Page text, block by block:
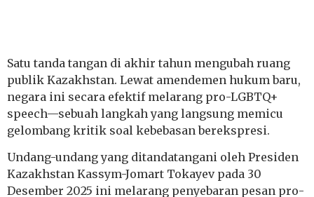
Satu tanda tangan di akhir tahun mengubah ruang
publik Kazakhstan. Lewat amendemen hukum baru,
negara ini secara efektif melarang pro-LGBTQ+
speech—sebuah langkah yang langsung memicu
gelombang kritik soal kebebasan berekspresi.
Undang-undang yang ditandatangani oleh Presiden
Kazakhstan Kassym-Jomart Tokayev pada 30
Desember 2025 ini melarang penyebaran pesan pro-